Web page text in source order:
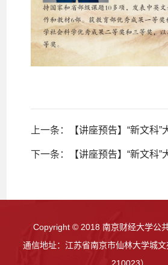
上一条： 【讲座预告】“新文科”
下一条： 【讲座预告】“新文科”
Copyright © 2018 南京财经大学公
通信地址：江苏省南京市仙林大学城文